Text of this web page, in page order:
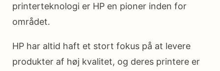
printerteknologi er HP en pioner inden for
området.
HP har altid haft et stort fokus på at levere
produkter af høj kvalitet, og deres printere er